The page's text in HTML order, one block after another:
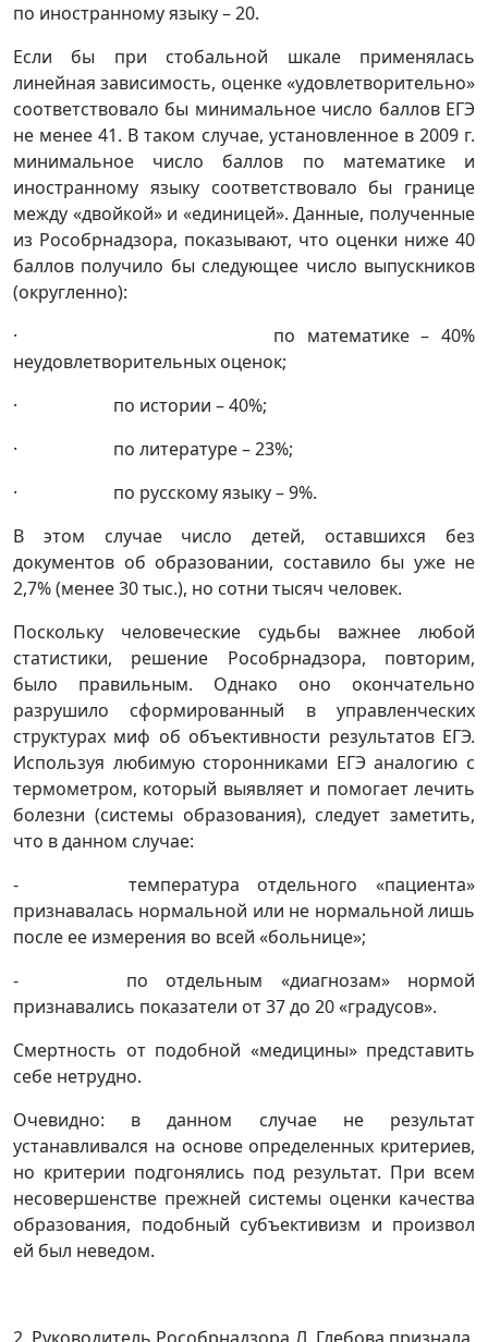
по иностранному языку – 20.
Если бы при стобальной шкале применялась
линейная зависимость, оценке «удовлетворительно»
соответствовало бы минимальное число баллов ЕГЭ
не менее 41. В таком случае, установленное в 2009 г.
минимальное число баллов по математике и
иностранному языку соответствовало бы границе
между «двойкой» и «единицей». Данные, полученные
из Рособрнадзора, показывают, что оценки ниже 40
баллов получило бы следующее число выпускников
(округленно):
· по математике – 40%
неудовлетворительных оценок;
· по истории – 40%;
· по литературе – 23%;
· по русскому языку – 9%.
В этом случае число детей, оставшихся без
документов об образовании, составило бы уже не
2,7% (менее 30 тыс.), но сотни тысяч человек.
Поскольку человеческие судьбы важнее любой
статистики, решение Рособрнадзора, повторим,
было правильным. Однако оно окончательно
разрушило сформированный в управленческих
структурах миф об объективности результатов ЕГЭ.
Используя любимую сторонниками ЕГЭ аналогию с
термометром, который выявляет и помогает лечить
болезни (системы образования), следует заметить,
что в данном случае:
- температура отдельного «пациента»
признавалась нормальной или не нормальной лишь
после ее измерения во всей «больнице»;
- по отдельным «диагнозам» нормой
признавались показатели от 37 до 20 «градусов».
Смертность от подобной «медицины» представить
себе нетрудно.
Очевидно: в данном случае не результат
устанавливался на основе определенных критериев,
но критерии подгонялись под результат. При всем
несовершенстве прежней системы оценки качества
образования, подобный субъективизм и произвол
ей был неведом.